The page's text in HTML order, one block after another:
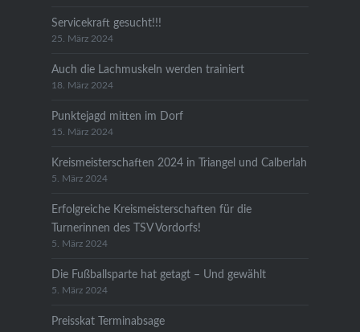
Servicekraft gesucht!!!
25. März 2024
Auch die Lachmuskeln werden trainiert
18. März 2024
Punktejagd mitten im Dorf
15. März 2024
Kreismeisterschaften 2024 in Triangel und Calberlah
5. März 2024
Erfolgreiche Kreismeisterschaften für die
Turnerinnen des TSV Vordorfs!
5. März 2024
Die Fußballsparte hat getagt – Und gewählt
5. März 2024
Preisskat Terminabsage